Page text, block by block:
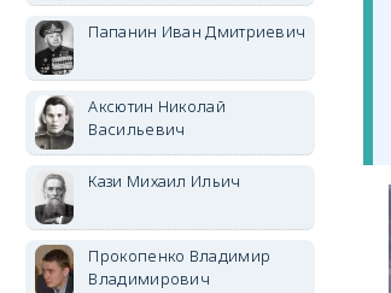
Папанин Иван Дмитриевич
Аксютин Николай
Васильевич
Кази Михаил Ильич
Прокопенко Владимир
Владимирович